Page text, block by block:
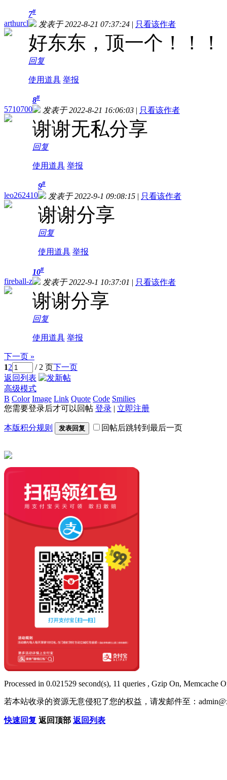
arthurcl
7#
发表于 2022-8-21 07:37:24 | 只看该作者
好东东，顶一个！！！
回复
使用道具 举报
5710700
8#
发表于 2022-8-21 16:06:03 | 只看该作者
谢谢无私分享
回复
使用道具 举报
leo262410
9#
发表于 2022-9-1 09:08:15 | 只看该作者
谢谢分享
回复
使用道具 举报
fireball-z
10#
发表于 2022-9-1 10:37:01 | 只看该作者
谢谢分享
回复
使用道具 举报
下一页 »
12 / 2 页下一页
返回列表
高级模式
B Color Image Link Quote Code Smilies
您需要登录后才可以回帖 登录 | 立即注册
本版积分规则 发表回复 回帖后跳转到最后一页
Processed in 0.021529 second(s), 11 queries , Gzip On, Memcache
若本站收录的资源无意侵犯了您的权益，请发邮件至：
快速回复 返回顶部 返回列表